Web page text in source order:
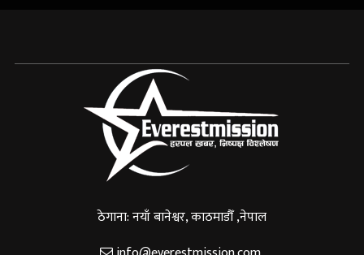
ठेगाना: नयाँ बानेश्वर, काठमाडौँ ,नेपाल